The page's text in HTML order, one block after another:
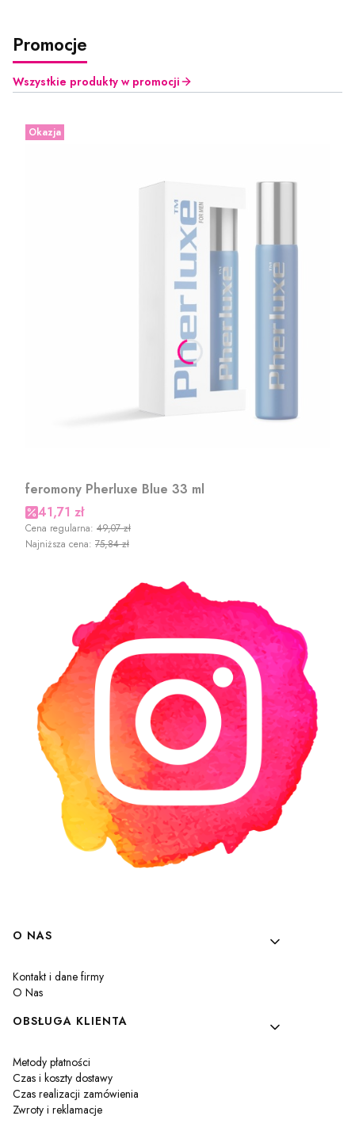
Promocje
Wszystkie produkty w promocji
Okazja
feromony Pherluxe Blue 33 ml
Cena promocyjna
41,71 zł
Cena regularna: 49,07 zł
Najniższa cena: 75,84 zł
Linki w stopce
O NAS
Kontakt i dane firmy
O Nas
OBSŁUGA KLIENTA
Metody płatności
Czas i koszty dostawy
Czas realizacji zamówienia
Zwroty i reklamacje